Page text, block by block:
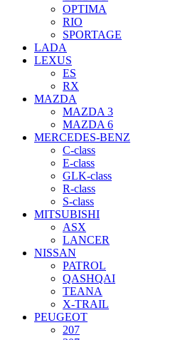
OPTIMA
RIO
SPORTAGE
LADA
LEXUS
ES
RX
MAZDA
MAZDA 3
MAZDA 6
MERCEDES-BENZ
C-class
E-class
GLK-class
R-class
S-class
MITSUBISHI
ASX
LANCER
NISSAN
PATROL
QASHQAI
TEANA
X-TRAIL
PEUGEOT
207